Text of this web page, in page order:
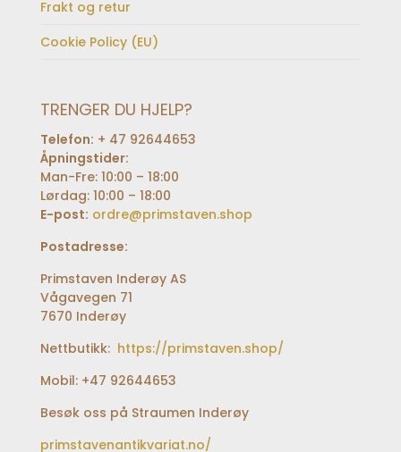
Frakt og retur
Cookie Policy (EU)
TRENGER DU HJELP?
Telefon: + 47 92644653
Åpningstider:
Man-Fre: 10:00 – 18:00
Lørdag: 10:00 – 18:00
E-post: ordre@primstaven.shop
Postadresse:
Primstaven Inderøy AS
Vågavegen 71
7670 Inderøy
Nettbutikk: https://primstaven.shop/
Mobil: +47 92644653
Besøk oss på Straumen Inderøy
primstavenantikvariat.no/